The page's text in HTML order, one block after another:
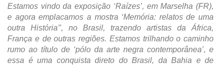
Estamos vindo da exposição ‘Raízes’, em Marselha (FR),
e agora emplacamos a mostra ‘Memória: relatos de uma
outra História’’, no Brasil, trazendo artistas da África,
França e de outras regiões. Estamos trilhando o caminho
rumo ao título de ‘pólo da arte negra contemporânea’, e
essa é uma conquista direto do Brasil, da Bahia e de